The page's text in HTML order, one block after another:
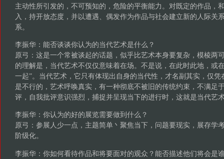
主动性所引发的，不可预知的，危险的平衡能力。对既定的作品，
入，持开放态度，并以遭遇、偶发作为作品与社会建立新的人际关
系。
李振华：能否谈谈你认为的当代艺术是什么？
原弓：这是一个常被谈起的话题，似乎比艺术本身要复杂，模棱两
的理解是，当代艺术不仅仅意味着在场。不是说，在此时此地，或
一起”。当代艺术，它只有体现出自身的当代性，才名副其实，仅
是不行的，艺术呼唤真实，有一种彻底不被旧的传统约束，不满足
评，自我批评意识强烈，捕捉并呈现当下的进行时，这就是当代艺
李振华：你认为的好的展览需要做到什么？
原弓：参展人少一点，主题简单丶聚焦当下，问题要现实，展存学
阶级化。
李振华：你如何看待作品和将要面对的观众？能否描述他们将会是